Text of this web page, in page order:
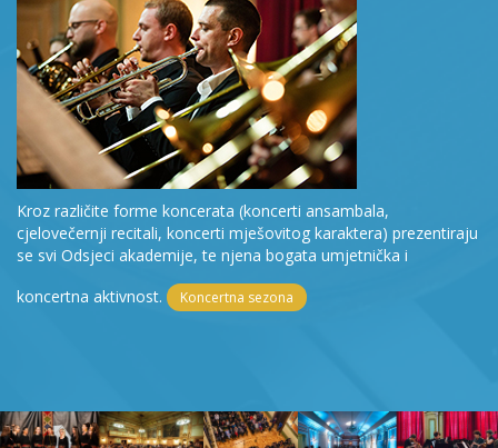
Kroz različite forme koncerata (koncerti ansambala,
cjelovečernji recitali, koncerti mješovitog karaktera) prezentiraju
se svi Odsjeci akademije, te njena bogata umjetnička i
koncertna aktivnost.
Koncertna sezona